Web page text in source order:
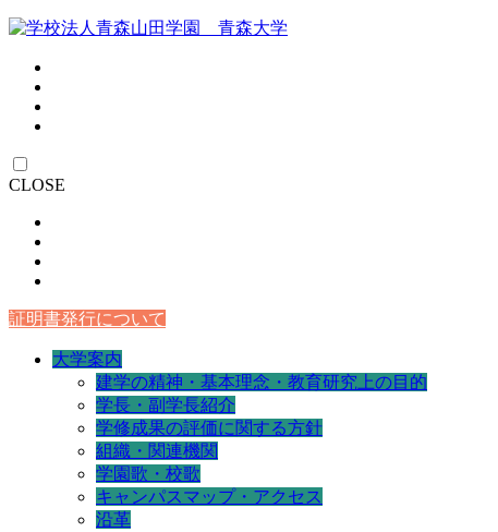
CLOSE
証明書発行について
大学案内
建学の精神・基本理念・教育研究上の目的
学長・副学長紹介
学修成果の評価に関する方針
組織・関連機関
学園歌・校歌
キャンパスマップ・アクセス
沿革